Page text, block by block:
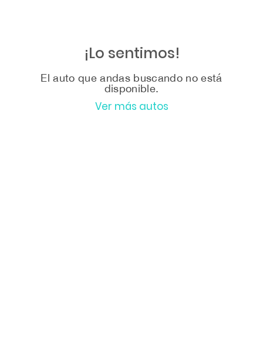
¡Lo sentimos!
El auto que andas buscando no está
disponible.
Ver más autos